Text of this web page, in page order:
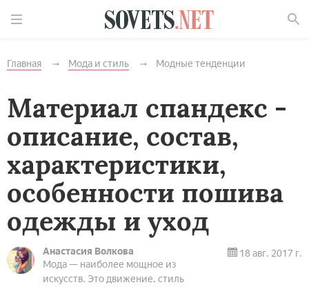
Главная Мода и стиль Модные тенденции
Материал спандекс -
описание, состав,
характеристики,
особенности пошива
одежды и уход
Анастасия Волкова
Мода — наиболее мощное из
искусств. Это движение, стиль
18 авг. 2017 г.